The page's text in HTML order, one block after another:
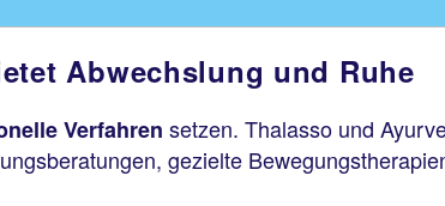
Abwechslung und Ruhe
Verfahren setzen. Thalasso und
gezielte